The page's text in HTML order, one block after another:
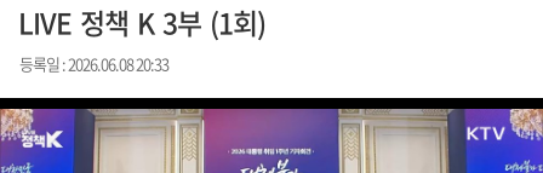
LIVE 정책 K 3부 (1회)
등록일 : 2026.06.08 20:33